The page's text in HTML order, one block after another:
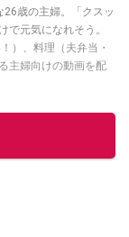
26歳の主婦。「クスッ
で元気になれそう。
）、料理（夫弁当・
主婦向けの動画を配
の他の記事を読む